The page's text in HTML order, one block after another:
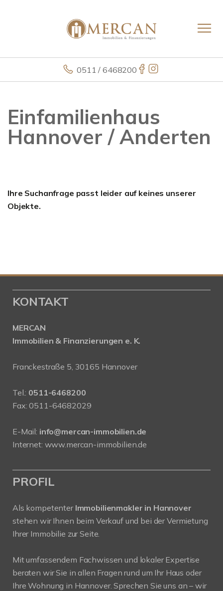
0511 / 6468200
Einfamilienhaus
Hannover / Anderten
Ihre Suchanfrage passt leider auf keines unserer
Objekte.
KONTAKT
MERCAN
Immobilien & Finanzierungen e. K.
Franckestraße 5, 30165 Hannover
Tel.: 0511-6468200
Fax: 0511-64682029
E-Mail: info@mercan-immobilien.de
Internet: www.mercan-immobilien.de
PROFIL
Als kompetenter Immobilienmakler in Hannover
stehen wir Ihnen beim Verkauf und bei der Vermietung
Ihrer Immobilie zur Seite.
Mit umfassendem Fachwissen und lokaler Expertise
beraten wir Sie in allen Fragen rund um Ihr Haus oder
Ihre Wohnung in Hannover. Sprechen Sie uns an – wir